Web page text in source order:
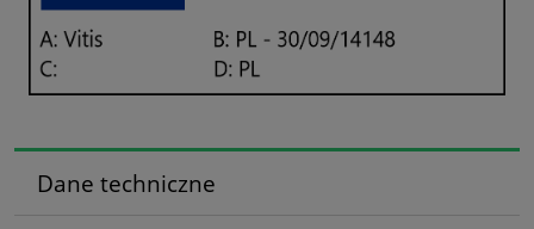
Dane techniczne